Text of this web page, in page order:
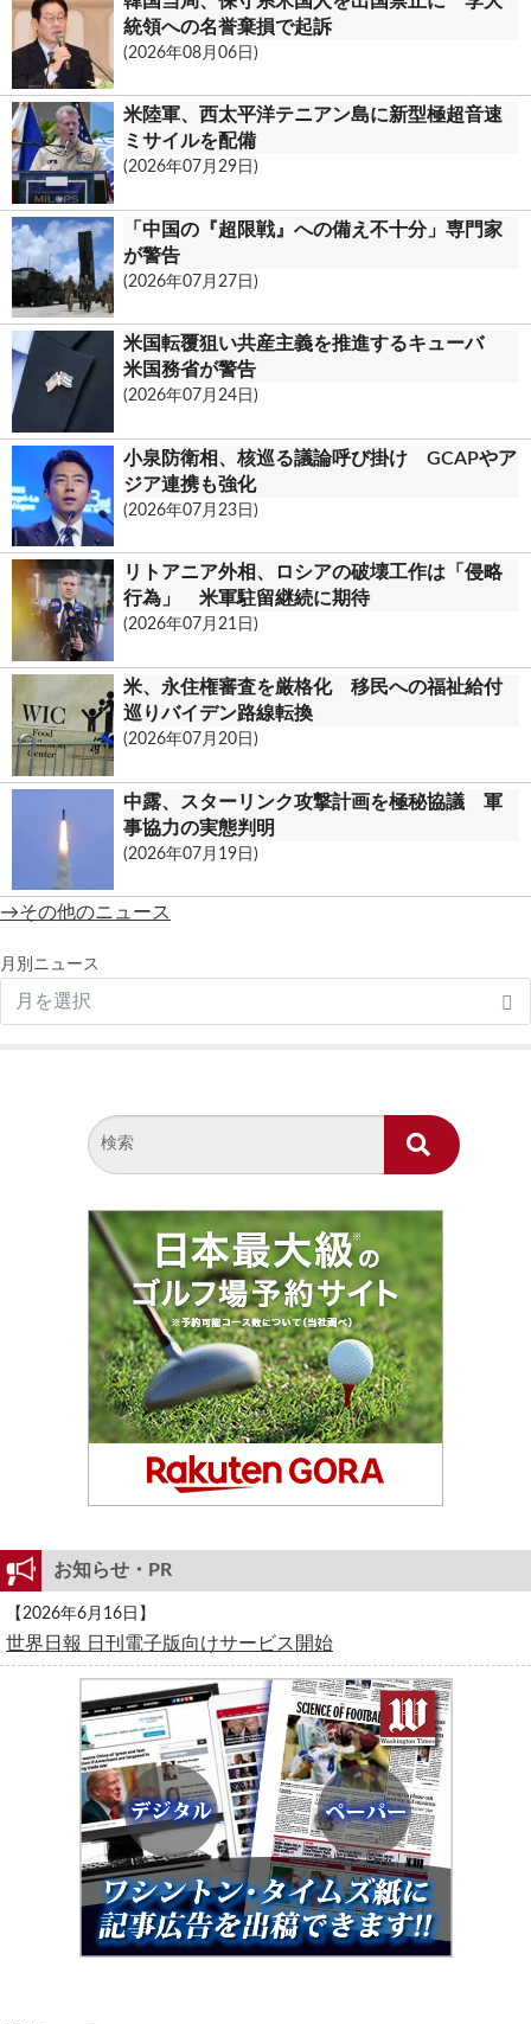
統領への名誉棄損で起訴
(2026年08月06日)
米陸軍、西太平洋テニアン島に新型極超音速
ミサイルを配備
(2026年07月29日)
「中国の『超限戦』への備え不十分」専門家
が警告
(2026年07月27日)
米国転覆狙い共産主義を推進するキューバ
米国務省が警告
(2026年07月24日)
小泉防衛相、核巡る議論呼び掛け GCAPやア
ジア連携も強化
(2026年07月23日)
リトアニア外相、ロシアの破壊工作は「侵略
行為」 米軍駐留継続に期待
(2026年07月21日)
米、永住権審査を厳格化 移民への福祉給付
巡りバイデン路線転換
(2026年07月20日)
中露、スターリンク攻撃計画を極秘協議 軍
事協力の実態判明
(2026年07月19日)
→その他のニュース
月別ニュース
お知らせ・PR
【2026年6月16日】
世界日報 日刊電子版向けサービス開始